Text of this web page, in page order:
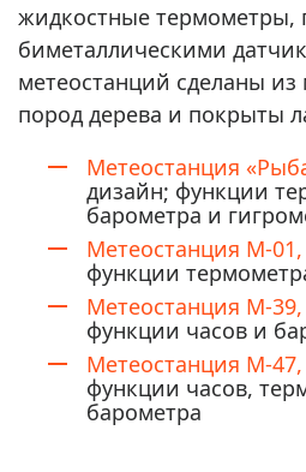
жидкостные термометры,
биметаллическими
метеостанций сделаны
пород дерева и покрыты
Метеостанция
дизайн; функции
барометра и
Метеостанция М-
функции
Метеостанция М-39,
функции часов и
Метеостанция М-47,
функции часов,
барометра